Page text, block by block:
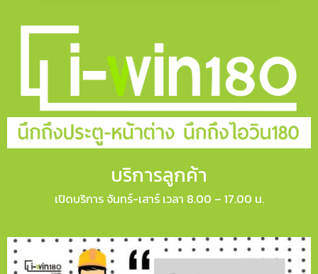
บริการลูกค้า
เปิดบริการ จันทร์-เสาร์ เวลา 8.00 – 17.00 น.